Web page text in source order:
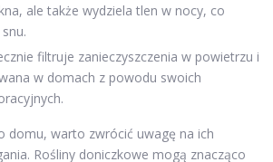
ale także wydziela tlen w nocy, co
filtruje zanieczyszczenia w powietrzu i
w domach z powodu swoich
domu, warto zwrócić uwagę na ich
Rośliny doniczkowe mogą znacząco